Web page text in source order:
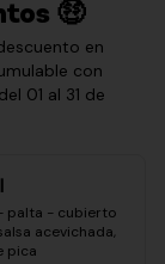
🤑
en
con
01 al 31 de
palta - cubierto
acevichada,
pica